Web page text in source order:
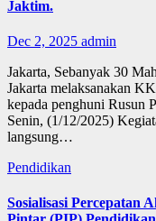
Jaktim.
Dec 2, 2025 admin
Jakarta, Sebanyak 30
Jakarta melaksanakan
kepada penghuni Rusun
Senin, (1/12/2025)
langsung…
Pendidikan
Sosialisasi Percepatan